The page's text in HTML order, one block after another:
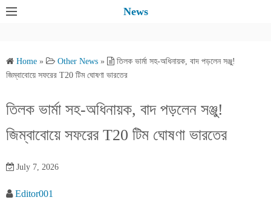
News
Home » Other News »
তিলক ভার্মা সহ-অধিনায়ক, বাদ পড়লেন সঞ্জু!
জিম্বাবোয়ে সফরের T20 টিম ঘোষণা ভারতের
তিলক ভার্মা সহ-অধিনায়ক, বাদ পড়লেন সঞ্জু!
জিম্বাবোয়ে সফরের T20 টিম ঘোষণা ভারতের
July 7, 2026
Editor001